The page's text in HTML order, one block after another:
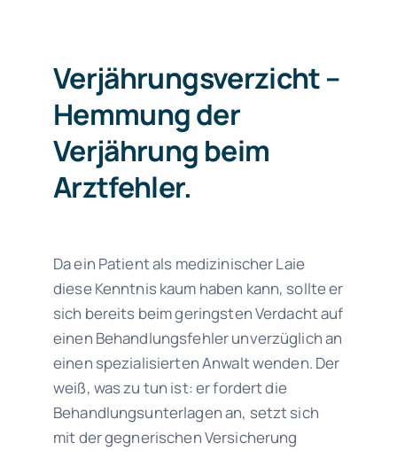
Verjährungsverzicht –
Hemmung der
Verjährung beim
Arztfehler.
Da ein Patient als medizinischer Laie
diese Kenntnis kaum haben kann, sollte er
sich bereits beim geringsten Verdacht auf
einen Behandlungsfehler unverzüglich an
einen spezialisierten Anwalt wenden. Der
weiß, was zu tun ist: er fordert die
Behandlungsunterlagen an, setzt sich
mit der gegnerischen Versicherung